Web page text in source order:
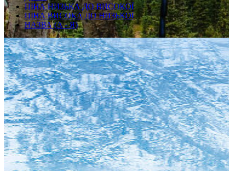
Пошук турів
ЦІНА НИЗЬКА ДО ВИСОКОЇ
ЦІНА ВИСОКА ДО НИЗЬКОЇ
НАЗВА (А - Я)